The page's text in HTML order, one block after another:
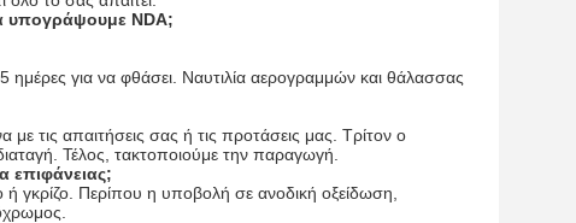
υπογράψουμε NDA;
για να φθάσει. Ναυτιλία αερογραμμών και θάλασσας
τις απαιτήσεις σας ή τις προτάσεις μας. Τρίτον ο
Τέλος, τακτοποιούμε την παραγωγή.
επιφάνειας;
Περίπου η υποβολή σε ανοδική οξείδωση,